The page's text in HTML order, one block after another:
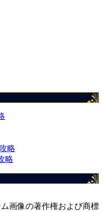
略
略
画像の著作権および商標